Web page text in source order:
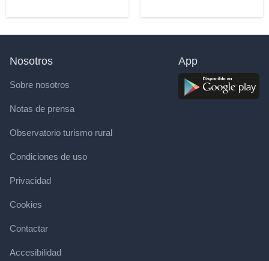
Nosotros
Sobre nosotros
Notas de prensa
Observatorio turismo rural
Condiciones de uso
Privacidad
Cookies
Contactar
Accesibilidad
App